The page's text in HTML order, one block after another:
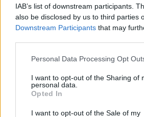
IAB’s list of downstream participants.
also be disclosed by us to third parties
Downstream Participants that may
Please note that this website/app uses
not limited to your visit or usage
grant or deny consent to Google and
use your data for below specified
consent section.
Personal Data Processing Opt
I want to opt-out of the Sharing of
personal data.
Opted In
I want to opt-out of the Sale of my